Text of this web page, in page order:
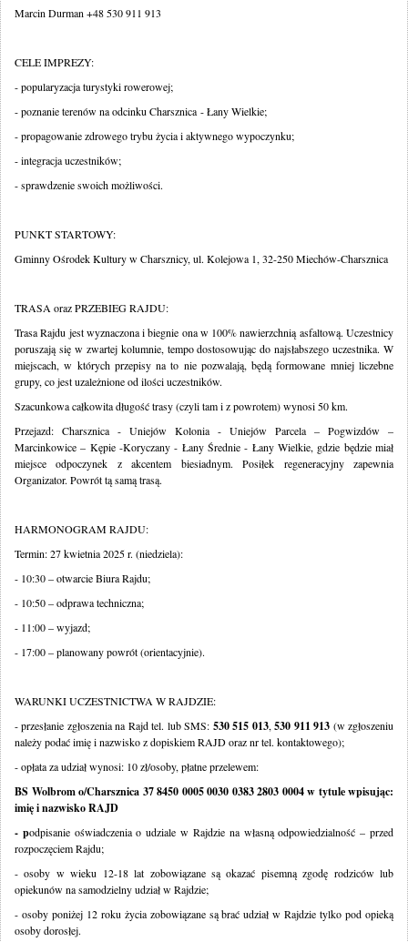
Marcin Durman +48 530 911 913
CELE IMPREZY:
- popularyzacja turystyki rowerowej;
- poznanie terenów na odcinku Charsznica - Łany Wielkie;
- propagowanie zdrowego trybu życia i aktywnego wypoczynku;
- integracja uczestników;
- sprawdzenie swoich możliwości.
PUNKT STARTOWY:
Gminny Ośrodek Kultury w Charsznicy, ul. Kolejowa 1, 32-250 Miechów-Charsznica
TRASA oraz PRZEBIEG RAJDU:
Trasa Rajdu jest wyznaczona i biegnie ona w 100% nawierzchnią asfaltową. Uczestnicy
poruszają się w zwartej kolumnie, tempo dostosowując do najsłabszego uczestnika. W
miejscach, w których przepisy na to nie pozwalają, będą formowane mniej liczebne
grupy, co jest uzależnione od ilości uczestników.
Szacunkowa całkowita długość trasy (czyli tam i z powrotem) wynosi 50 km.
Przejazd: Charsznica - Uniejów Kolonia - Uniejów Parcela – Pogwizdów –
Marcinkowice – Kępie -Koryczany - Łany Średnie - Łany Wielkie, gdzie będzie miał
miejsce odpoczynek z akcentem biesiadnym. Posiłek regeneracyjny zapewnia
Organizator. Powrót tą samą trasą.
HARMONOGRAM RAJDU:
Termin: 27 kwietnia 2025 r. (niedziela):
- 10:30 – otwarcie Biura Rajdu;
- 10:50 – odprawa techniczna;
- 11:00 – wyjazd;
- 17:00 – planowany powrót (orientacyjnie).
WARUNKI UCZESTNICTWA W RAJDZIE:
- przesłanie zgłoszenia na Rajd tel. lub SMS: 530 515 013, 530 911 913 (w zgłoszeniu
należy podać imię i nazwisko z dopiskiem RAJD oraz nr tel. kontaktowego);
- opłata za udział wynosi: 10 zł/osoby, płatne przelewem:
BS Wolbrom o/Charsznica 37 8450 0005 0030 0383 2803 0004w tytule wpisując:
imię i nazwisko RAJD
- podpisanie oświadczenia o udziale w Rajdzie na własną odpowiedzialność – przed
rozpoczęciem Rajdu;
- osoby w wieku 12-18 lat zobowiązane są okazać pisemną zgodę rodziców lub
opiekunów na samodzielny udział w Rajdzie;
- osoby poniżej 12 roku życia zobowiązane są brać udział w Rajdzie tylko pod opieką
osoby dorosłej.